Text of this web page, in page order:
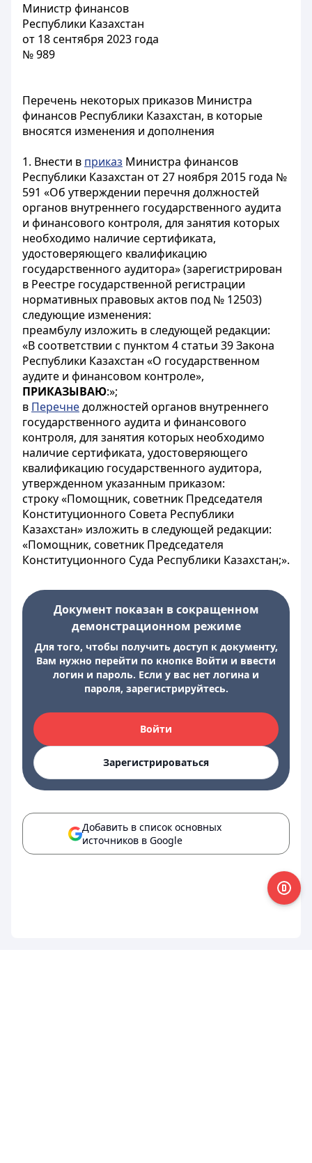
Министр финансов
Республики Казахстан
от 18 сентября 2023 года
№ 989
Перечень некоторых приказов Министра
финансов Республики Казахстан, в которые
вносятся изменения и дополнения
1. Внести в приказ Министра финансов
Республики Казахстан от 27 ноября 2015 года №
591 «Об утверждении перечня должностей
органов внутреннего государственного аудита
и финансового контроля, для занятия которых
необходимо наличие сертификата,
удостоверяющего квалификацию
государственного аудитора» (зарегистрирован
в Реестре государственной регистрации
нормативных правовых актов под № 12503)
следующие изменения:
преамбулу изложить в следующей редакции:
«В соответствии с пунктом 4 статьи 39 Закона
Республики Казахстан «О государственном
аудите и финансовом контроле»,
ПРИКАЗЫВАЮ:»;
в Перечнедолжностей органов внутреннего
государственного аудита и финансового
контроля, для занятия которых необходимо
наличие сертификата, удостоверяющего
квалификацию государственного аудитора,
утвержденном указанным приказом:
строку «Помощник, советник Председателя
Конституционного Совета Республики
Казахстан» изложить в следующей редакции:
«Помощник, советник Председателя
Конституционного Суда Республики Казахстан;».
Документ показан в сокращенном
демонстрационном режиме
Для того, чтобы получить доступ к документу,
Вам нужно перейти по кнопке Войти и ввести
логин и пароль. Если у вас нет логина и
пароля, зарегистрируйтесь.
Войти
Зарегистрироваться
Добавить в список основных
источников в Google